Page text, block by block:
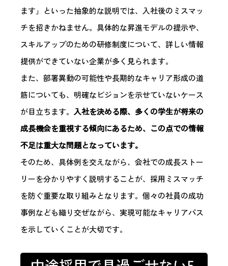
ます」といった抽象的な説明では、入社後のミスマッ
チを招きかねません。具体的な昇進モデルの提示や、
スキルアップのための研修制度について、詳しい情報
提供ができていない企業が多く見られます。
また、部署異動の可能性や長期的なキャリア形成の道
筋についても、明確なビジョンを示せていないケース
が目立ちます。 入社を決める際、多くの学生が将来の
成長機会を重視する傾向にあるため、この点での情報
不足は重大な問題となっています。
そのため、具体例を交えながら、会社での成長ストー
リーを分かりやすく説明することが、採用ミスマッチ
を防ぐ重要な取り組みとなります。個々の社員の成功
事例なども織り交ぜながら、実現可能なキャリアパス
を示していくことが大切です。